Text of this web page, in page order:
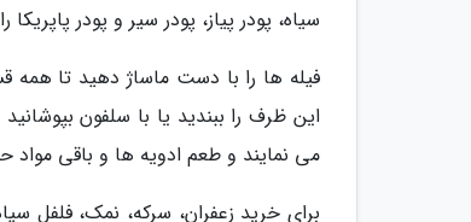
سیاه، پودر پیاز، پودر سیر و پودر
فیله ها را با دست ماساژ دهید تا
این ظرف را ببندید یا با سلفون
می نمایند و طعم ادویه ها و باقی
برای خرید زعفران، سرکه، نمک، فلفل